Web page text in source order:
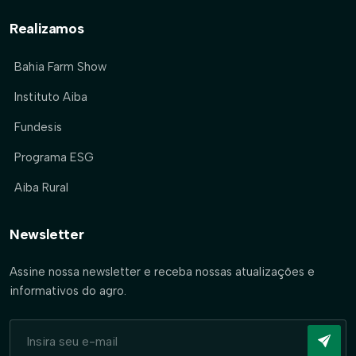
Realizamos
Bahia Farm Show
Instituto Aiba
Fundesis
Programa ESG
Aiba Rural
Newsletter
Assine nossa newsletter e receba nossas atualizações e
informativos do agro.